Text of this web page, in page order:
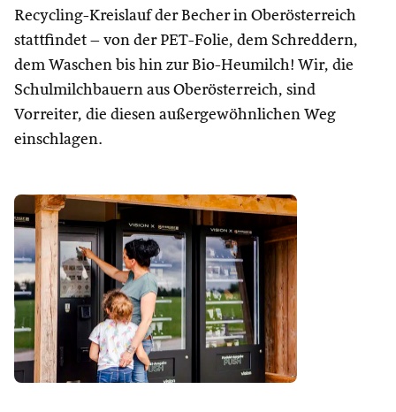
Recycling-Kreislauf der Becher in Oberösterreich
stattfindet – von der PET-Folie, dem Schreddern,
dem Waschen bis hin zur Bio-Heumilch! Wir, die
Schulmilchbauern aus Oberösterreich, sind
Vorreiter, die diesen außergewöhnlichen Weg
einschlagen.